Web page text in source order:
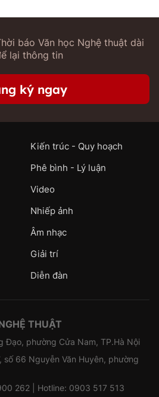
báo Văn học Nghệ thuật dài
lại thông tin
ký ngay
Kiến trúc - Quy hoạch
Phê bình - Lý luận
Video
Nhiếp ảnh
Âm nhạc
Giải trí
Diễn đàn
THUẬT
Đạo, phường Cửa Nam, TP.Hà Nội
số 66 Nguyễn Văn Huyên, phường
262 | Hotline: 0903 517 513